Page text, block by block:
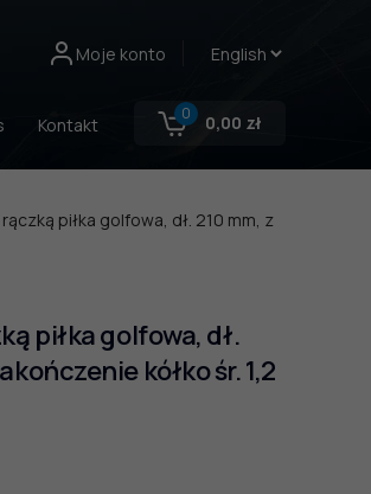
Moje konto
Kontakt
0 0,00 zł
piłka golfowa, dł. 210 mm, z
piłka golfowa, dł.
kółko śr. 1,2